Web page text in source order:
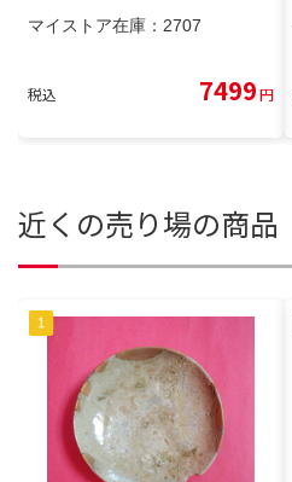
マイストア在庫： 2707
税込 7499円
近くの売り場の商品